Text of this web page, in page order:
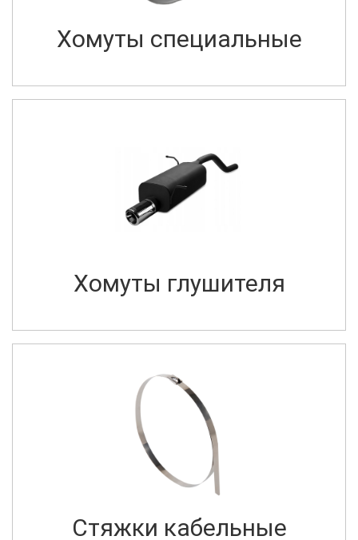
Хомуты специальные
Хомуты глушителя
Стяжки кабельные